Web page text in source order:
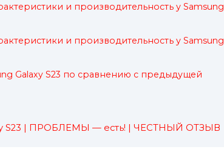
и производительность у Samsung
и производительность у Samsung
Galaxy S23 по сравнению с предыдущей
S23 | ПРОБЛЕМЫ — есть! | ЧЕСТНЫЙ ОТЗЫВ